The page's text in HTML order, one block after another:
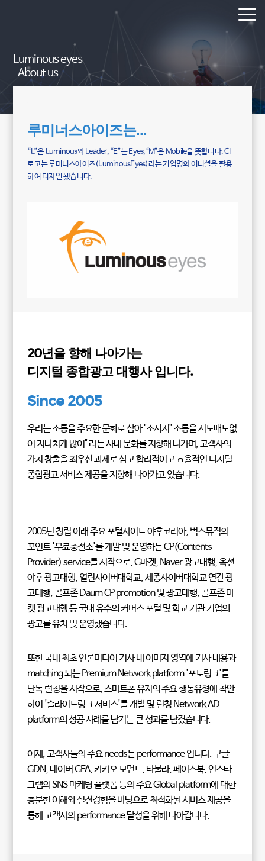
Luminous eyes
About us
루미너스아이즈는...
“L”은 Luminous와 Leader, “E”는 Eyes,“M”은 Mobile을 뜻합니다. CI
로고는 루미너스아이즈(LuminousEyes)라는 기업명의 이니셜을 활용
하여 디자인 됐습니다.
20년을 향해 나아가는
디지털 종합광고 대행사 입니다.
Since 2005
우리는 소통을 주요한 문화로 삼아 "소시지" 소통을 시도때도없
이 지나치게 많이" 라는 사내 문화를 지향해 나가며, 고객사의
가치 창출을 최우선 과제로 삼고 합리적이고 효율적인 디지털
종합광고 서비스 제공을 지향해 나아가고 있습니다.
2005년 창립 이래 주요 포털사이트 야후코리아, 벅스뮤직의
포인트 '무료충전소'를 개발 및 운영하는 CP(Contents
Provider) service를 시작으로, G마켓, Naver 광고대행, 옥션
야후 광고대행, 열린사이버대학교, 세종사이버대학교 연간 광
고대행, 골프존 Daum CP promotion 및 광고대행, 골프존 마
켓 광고대행 등 국내 유수의 커머스 포털 및 학교 기관 기업의
광고를 유치 및 운영했습니다.
또한 국내 최초 언론미디어 기사 내 이미지 영역에 기사 내용과
matching 되는 Premium Network platform '포토링크'를
단독 런칭을 시작으로, 스마트폰 유저의 주요 행동유형에 착안
하여 '슬라이드링크 서비스'를 개발 및 런칭 Network AD
platform의 성공 사례를 남기는 큰 성과를 남겼습니다.
이제, 고객사들의 주요 needs는 performance 입니다. 구글
GDN, 네이버 GFA, 카카오 모먼트, 타불라, 페이스북, 인스타
그램의 SNS 마케팅 플랫폼 등의 주요 Global platform에 대한
충분한 이해와 실전경험을 바탕으로 최적화된 서비스 제공을
통해 고객사의 performance 달성을 위해 나아갑니다.